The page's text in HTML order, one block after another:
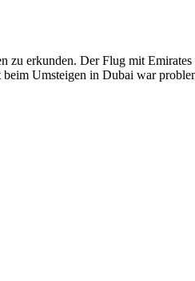
zu erkunden. Der Flug mit
beim Umsteigen in Dubai war